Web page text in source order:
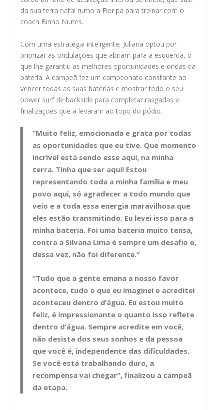
da sua terra natal rumo a Floripa para treinar com o
coach Binho Nunes.
Com uma estratégia inteligente, Juliana optou por
priorizar as ondulações que abriam para a esquerda, o
que lhe garantiu as melhores oportunidades e ondas da
bateria. A campeã fez um campeonato constante ao
vencer todas as suas baterias e mostrar todo o seu
power surf de backside para completar rasgadas e
finalizações que a levaram ao topo do pódio.
“Muito feliz, emocionada e grata por todas
as oportunidades que eu tive. Que momento
incrível está sendo esse aqui, na minha
terra. Tinha que ser aqui! Estou
representando toda a minha família e meu
povo aqui, só agradecer a todo mundo que
veio e a toda essa energia maravilhosa que
eles estão transmitindo. Eu levei isso para a
minha bateria. Foi uma bateria muito tensa,
contra a Silvana Lima é sempre um desafio e,
dessa vez, não foi diferente.”
“Tudo que a gente emana a nosso favor
acontece, tudo o que eu imaginei e acreditei
aconteceu dentro d’água. Eu estou muito
feliz, é impressionante o quanto isso reflete
dentro d’água. Sempre acredite em você,
não desista dos seus sonhos e da pessoa
que você é, independente das dificuldades.
Se você está trabalhando duro, a
recompensa vai chegar”, finalizou a campeã
da etapa.